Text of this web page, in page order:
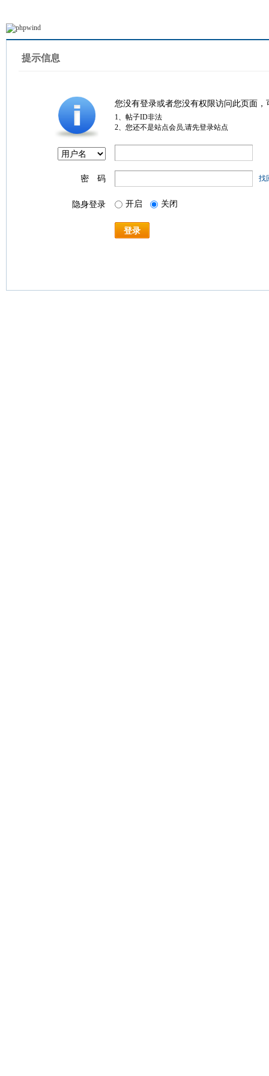
提示信息
您没有登录或者您没有权限访问此页面
1、帖子ID非法
2、您还不是站点会员,请先登录站点
密 码 找
隐身登录 开启 关闭
登录